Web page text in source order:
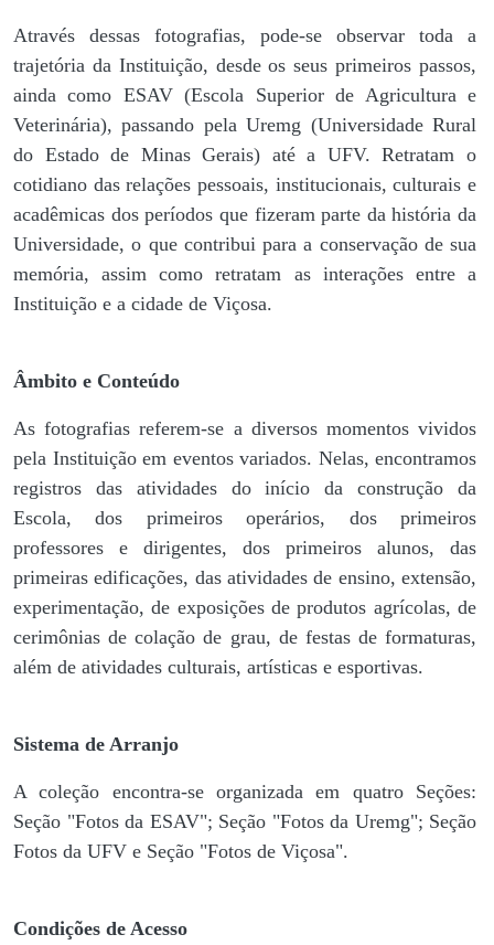
Através dessas fotografias, pode-se observar toda a
trajetória da Instituição, desde os seus primeiros passos,
ainda como ESAV (Escola Superior de Agricultura e
Veterinária), passando pela Uremg (Universidade Rural
do Estado de Minas Gerais) até a UFV. Retratam o
cotidiano das relações pessoais, institucionais, culturais e
acadêmicas dos períodos que fizeram parte da história da
Universidade, o que contribui para a conservação de sua
memória, assim como retratam as interações entre a
Instituição e a cidade de Viçosa.
Âmbito e Conteúdo
As fotografias referem-se a diversos momentos vividos
pela Instituição em eventos variados. Nelas, encontramos
registros das atividades do início da construção da
Escola, dos primeiros operários, dos primeiros
professores e dirigentes, ​dos primeiros alunos, das
primeiras edificações, das atividades de ensino, extensão,
experimentação, de exposições de produtos agrícolas, de
cerimônias de colação de grau, de festas de formaturas,
além de atividades culturais, artísticas e esportivas.
Sistema de Arranjo
A coleção encontra-se organizada em quatro Seções:
Seção "Fotos da ESAV"; Seção "Fotos da Uremg"; Seção
Fotos da UFV e Seção "Fotos de Viçosa".
Condições de Acesso